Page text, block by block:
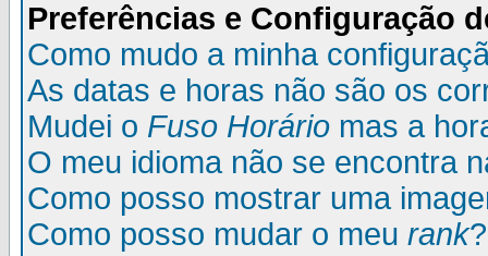
Preferências e Configuração
Como mudo a minha
As datas e horas não são os
Mudei o Fuso Horário mas a
O meu idioma não se encontra
Como posso mostrar uma
Como posso mudar o meu rank?